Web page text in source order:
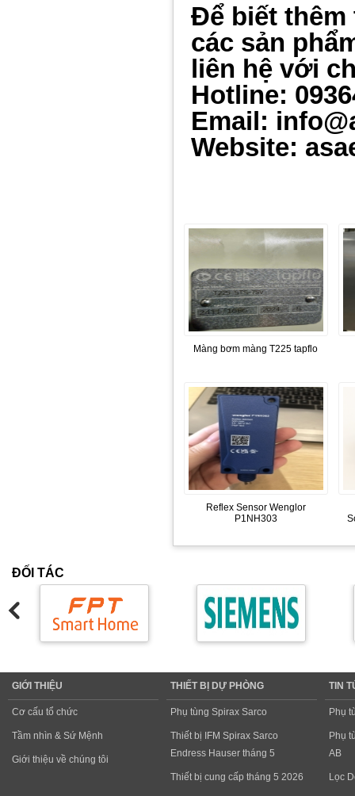
Để biết thêm
các sản ph
liên hệ với
Hotline:
Email:
Website:
Màng bơm màng T225 tapflo
Reflex Sensor Wenglor
P1NH303
ĐỐI TÁC
GIỚI THIỆU
Cơ cấu tổ chức
Tầm nhìn & Sứ Mệnh
Giới thiệu về chúng tôi
THIẾT BỊ DỰ PHÒNG
Phụ tùng Spirax Sarco
Thiết bị IFM Spirax Sarco
Endress Hauser tháng 5
Thiết bị cung cấp tháng 5 2026
TIN
Phụ
Phụ
AB
Lọc